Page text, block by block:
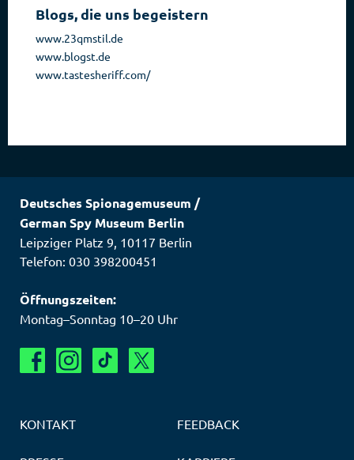
Blogs, die uns begeistern
www.23qmstil.de
www.blogst.de
www.tastesheriff.com/
Deutsches Spionagemuseum /
German Spy Museum Berlin
Leipziger Platz 9, 10117 Berlin
Telefon: 030 398200451
Öffnungszeiten:
Montag–Sonntag 10–20 Uhr
KONTAKT FEEDBACK